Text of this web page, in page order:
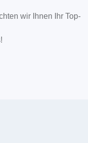
wir Ihnen Ihr Top-